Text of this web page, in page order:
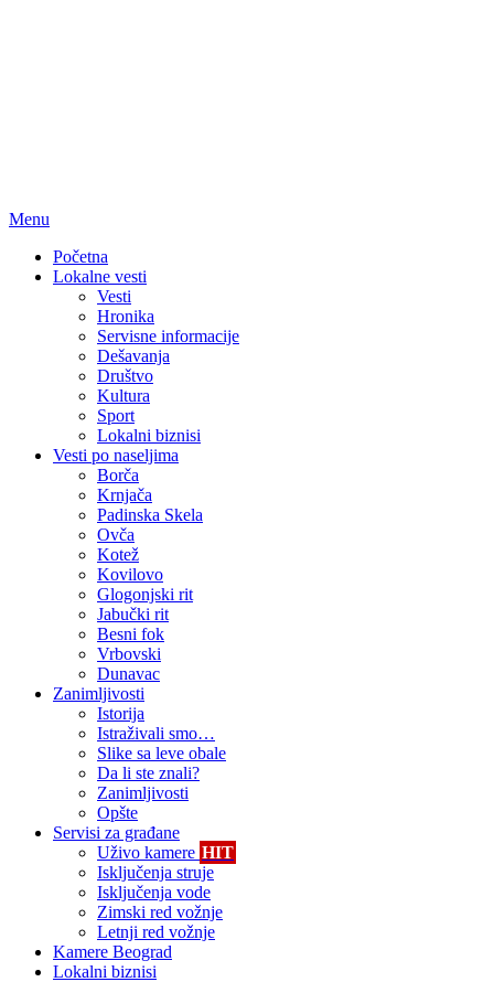
Menu
Početna
Lokalne vesti
Vesti
Hronika
Servisne informacije
Dešavanja
Društvo
Kultura
Sport
Lokalni biznisi
Vesti po naseljima
Borča
Krnjača
Padinska Skela
Ovča
Kotež
Kovilovo
Glogonjski rit
Jabučki rit
Besni fok
Vrbovski
Dunavac
Zanimljivosti
Istorija
Istraživali smo…
Slike sa leve obale
Da li ste znali?
Zanimljivosti
Opšte
Servisi za građane
Uživo kamere HIT
Isključenja struje
Isključenja vode
Zimski red vožnje
Letnji red vožnje
Kamere Beograd
Lokalni biznisi